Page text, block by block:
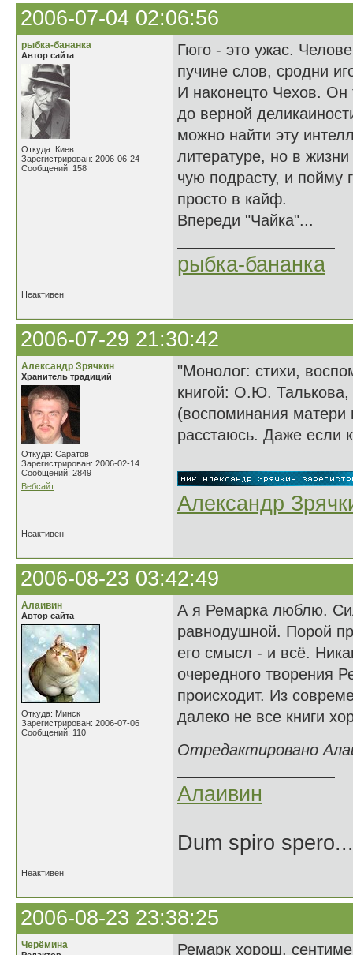
2006-07-04 02:06:56
рыбка-бананка
Автор сайта
Откуда: Киев
Зарегистрирован: 2006-06-24
Сообщений: 158
Гюго - это ужас.
пучине слов, сродни
И наконецто Чехов. Он
до верной
можно найти эту
литературе, но в
чую подрасту, и пойму
просто в кайф.
Впереди "Чайка"...
рыбка-бананка
Неактивен
2006-07-29 21:30:42
Александр Зрячкин
Хранитель традиций
Откуда: Саратов
Зарегистрирован: 2006-02-14
Сообщений: 2849
Вебсайт
"Монолог: стихи,
книгой: О.Ю.
(воспоминания матери
расстаюсь. Даже если
Александр
Неактивен
2006-08-23 03:42:49
Алаивин
Автор сайта
Откуда: Минск
Зарегистрирован: 2006-07-06
Сообщений: 110
А я Ремарка люблю.
равнодушной. Порой
его смысл - и всё.
очередного творения
происходит. Из
далеко не все книги
Отредактировано
Алаивин
Dum spiro spero...
Неактивен
2006-08-23 23:38:25
Черёмина Ремарк хорош,